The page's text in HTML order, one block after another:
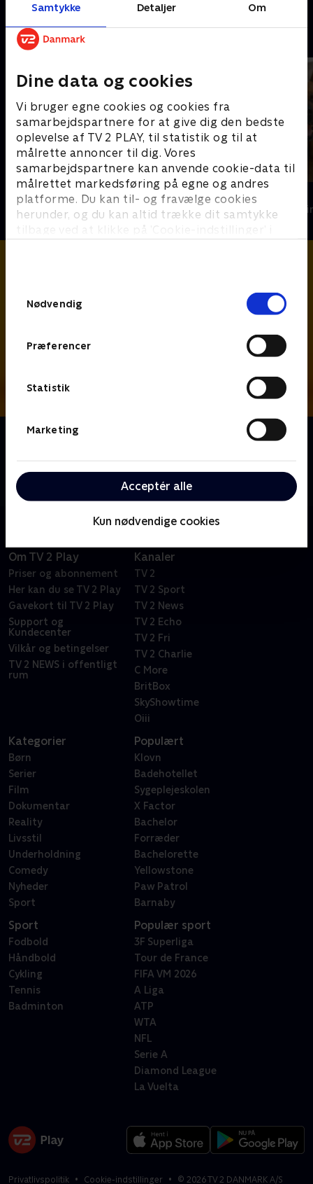
Samtykke Detaljer Om
Dine data og cookies
Vi bruger egne cookies og cookies fra
samarbejdspartnere for at give dig den bedste
oplevelse af TV 2 PLAY, til statistik og til at
målrette annoncer til dig. Vores
samarbejdspartnere kan anvende cookie-data til
målrettet markedsføring på egne og andres
platforme. Du kan til- og fravælge cookies
herunder, og du kan altid trække dit samtykke
tilbage ved at klikke på ’Cookie-indstillinger’ i
Nødvendig
Præferencer
Statistik
Marketing
Acceptér alle
Kun nødvendige cookies
Andre så også
Mord på Mallorca
Krimi & Spænding • 2 sæsoner
Kommissær
Krimi &
Om Hudson og Rex
arbejder sammen om at opklare forbrydelser i denne
canadiske krimiserie.
Om TV 2 Play
Priser og abonnement
Her kan du se TV 2 Play
Gavekort til TV 2 Play
Support og
Kundecenter
Vilkår og betingelser
TV 2 NEWS i offentligt
rum
Kanaler
TV 2
TV 2 Sport
TV 2 News
TV 2 Echo
TV 2 Fri
TV 2 Charlie
C More
BritBox
SkyShowtime
Oiii
Kategorier
Børn
Serier
Film
Dokumentar
Reality
Livsstil
Underholdning
Comedy
Nyheder
Sport
Populært
Klovn
Badehotellet
Sygeplejeskolen
X Factor
Bachelor
Forræder
Bachelorette
Yellowstone
Paw Patrol
Barnaby
Sport
Fodbold
Håndbold
Cykling
Tennis
Badminton
Populær sport
3F Superliga
Tour de France
FIFA VM 2026
A Liga
ATP
WTA
NFL
Serie A
Diamond League
La Vuelta
Privatlivspolitik Cookie-indstillinger © 2026TV 2 DANMARK A/S